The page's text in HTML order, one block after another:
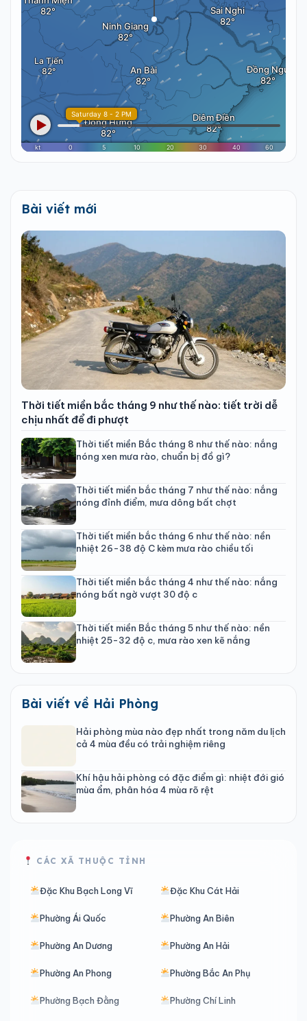
Bài viết mới
Thời tiết miền bắc tháng 9 như thế nào: tiết trời dễ
chịu nhất để đi phượt
Thời tiết miền Bắc tháng 8 như thế nào: nắng
nóng xen mưa rào, chuẩn bị đồ gì?
Thời tiết miền bắc tháng 7 như thế nào: nắng
nóng đỉnh điểm, mưa dông bất chợt
Thời tiết miền bắc tháng 6 như thế nào: nền
nhiệt 26-38 độ C kèm mưa rào chiều tối
Thời tiết miền bắc tháng 4 như thế nào: nắng
nóng bất ngờ vượt 30 độ c
Thời tiết miền Bắc tháng 5 như thế nào: nền
nhiệt 25-32 độ c, mưa rào xen kẽ nắng
Bài viết về Hải Phòng
Hải phòng mùa nào đẹp nhất trong năm du lịch
cả 4 mùa đều có trải nghiệm riêng
Khí hậu hải phòng có đặc điểm gì: nhiệt đới gió
mùa ẩm, phân hóa 4 mùa rõ rệt
CÁC XÃ THUỘC TỈNH
Đặc Khu Bạch Long Vĩ Đặc Khu Cát Hải
Phường Ái Quốc Phường An Biên
Phường An Dương Phường An Hải
Phường An Phong Phường Bắc An Phụ
Phường Bạch Đằng Phường Chí Linh